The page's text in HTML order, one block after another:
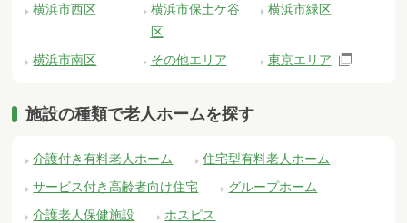
横浜市西区
横浜市保土ケ谷
区
横浜市緑区
横浜市南区 その他エリア 東京エリア
施設の種類で老人ホームを探す
介護付き有料老人ホーム
住宅型有料老人ホーム
サービス付き高齢者向け住宅
グループホーム
介護老人保健施設
ホスピス